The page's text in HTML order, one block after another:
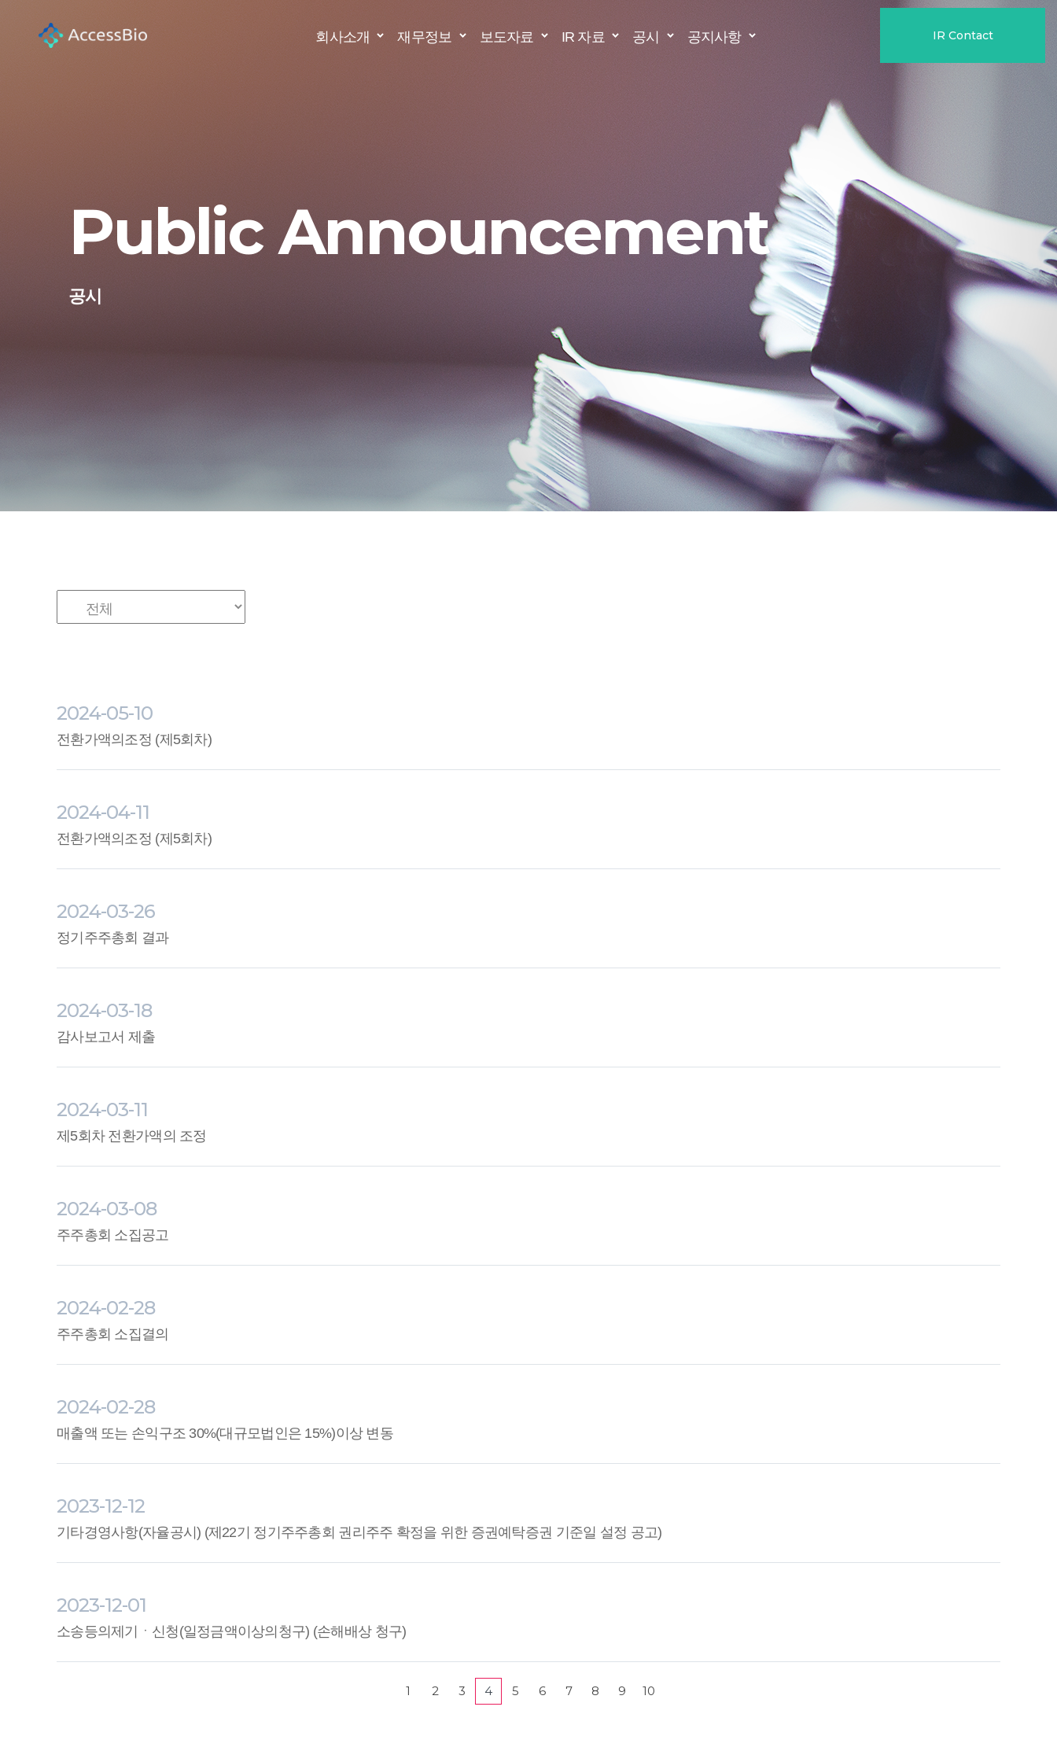
회사소개 재무정보 보도자료 IR 자료 공시 공지사항 IR Contact
Public Announcement
공시
2024-05-10
전환가액의조정 (제5회차)
2024-04-11
전환가액의조정 (제5회차)
2024-03-26
정기주주총회 결과
2024-03-18
감사보고서 제출
2024-03-11
제5회차 전환가액의 조정
2024-03-08
주주총회 소집공고
2024-02-28
주주총회 소집결의
2024-02-28
매출액 또는 손익구조 30%(대규모법인은 15%)이상 변동
2023-12-12
기타경영사항(자율공시) (제22기 정기주주총회 권리주주 확정을 위한 증권예탁증권 기준일 설정 공고)
2023-12-01
소송등의제기ㆍ신청(일정금액이상의청구) (손해배상 청구)
1 2 3 4 5 6 7 8 9 10